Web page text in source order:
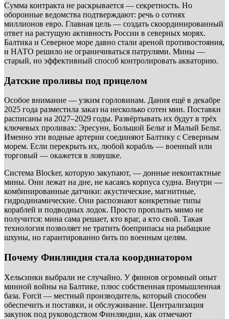
Сумма контракта не раскрывается — секретность. Но
оборонные ведомства подтверждают: речь о сотнях
миллионов евро. Главная цель — создать скоординированный
ответ на растущую активность России в северных морях.
Балтика и Северное море давно стали ареной противостояния,
и НАТО решило не ограничиваться патрулями. Мины —
старый, но эффективный способ контролировать акваторию.
Датские проливы под прицелом
Особое внимание — узким горловинам. Дания ещё в декабре
2025 года разместила заказ на несколько сотен мин. Поставки
расписаны на 2027–2029 годы. Развёртывать их будут в трёх
ключевых проливах: Эресунн, Большой Бельт и Малый Бельт.
Именно эти водные артерии соединяют Балтику с Северным
морем. Если перекрыть их, любой корабль — военный или
торговый — окажется в ловушке.
Система Blocker, которую закупают, — донные неконтактные
мины. Они лежат на дне, не касаясь корпуса судна. Внутри —
комбинированные датчики: акустические, магнитные,
гидродинамические. Они распознают конкретные типы
кораблей и подводных лодок. Просто проплыть мимо не
получится: мина сама решает, кто враг, а кто свой. Такая
технология позволяет не тратить боеприпасы на рыбацкие
шхуны, но гарантированно бить по военным целям.
Почему Финляндия стала координатором
Хельсинки выбрали не случайно. У финнов огромный опыт
минной войны на Балтике, плюс собственная промышленная
база. Forcit — местный производитель, который способен
обеспечить и поставки, и обслуживание. Централизация
закупок под руководством Финляндии, как отмечают